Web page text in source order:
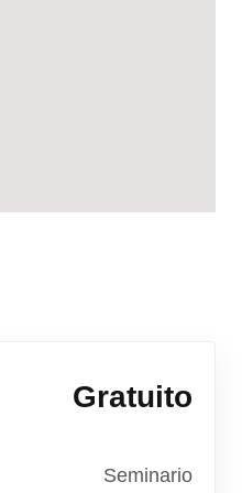
Gratuito
Seminario